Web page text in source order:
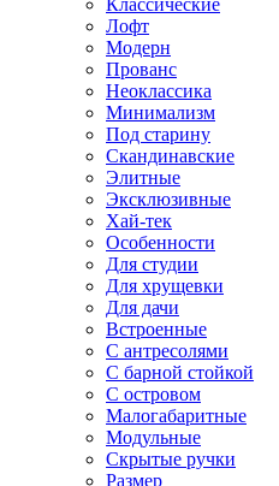
Классические
Лофт
Модерн
Прованс
Неоклассика
Минимализм
Под старину
Скандинавские
Элитные
Эксклюзивные
Хай-тек
Особенности
Для студии
Для хрущевки
Для дачи
Встроенные
С антресолями
С барной стойкой
С островом
Малогабаритные
Модульные
Скрытые ручки
Размер